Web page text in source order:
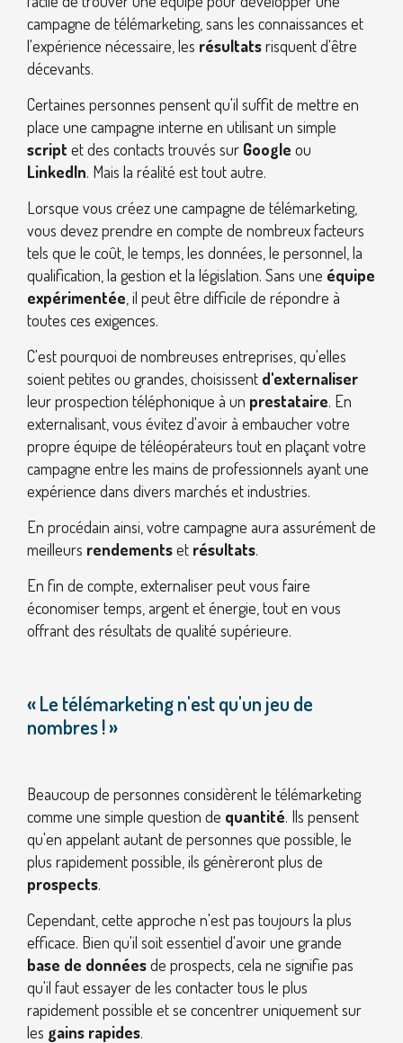
campagne de télémarketing, sans les connaissances et
l'expérience nécessaire, les résultatsrisquent d'être
décevants.
Certaines personnes pensent qu'il suffit de mettre en
place une campagne interne en utilisant un simple
script et des contacts trouvés sur Google ou
LinkedIn. Mais la réalité est tout autre.
Lorsque vous créez une campagne de télémarketing,
vous devez prendre en compte de nombreux facteurs
tels que le coût, le temps, les données, le personnel, la
qualification, la gestion et la législation. Sans une équipe
expérimentée , il peut être difficile de répondre à
toutes ces exigences.
C'est pourquoi de nombreuses entreprises, qu'elles
soient petites ou grandes, choisissent d'externaliser
leur prospection téléphonique à un prestataire. En
externalisant, vous évitez d'avoir à embaucher votre
propre équipe de téléopérateurs tout en plaçant votre
campagne entre les mains de professionnels ayant une
expérience dans divers marchés et industries.
En procédain ainsi, votre campagne aura assurément de
meilleurs rendementset résultats.
En fin de compte, externaliser peut vous faire
économiser temps, argent et énergie, tout en vous
offrant des résultats de qualité supérieure.
« Le télémarketing n'est qu'un jeu de
nombres ! »
Beaucoup de personnes considèrent le télémarketing
comme une simple question de quantité. Ils pensent
qu'en appelant autant de personnes que possible, le
plus rapidement possible, ils génèreront plus de
prospects.
Cependant, cette approche n'est pas toujours la plus
efficace. Bien qu'il soit essentiel d'avoir une grande
base de donnéesde prospects, cela ne signifie pas
qu'il faut essayer de les contacter tous le plus
rapidement possible et se concentrer uniquement sur
les gains rapides.